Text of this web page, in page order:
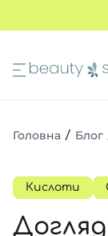
волосся
ніг
1
очей
Головна / Блог
Кислоти